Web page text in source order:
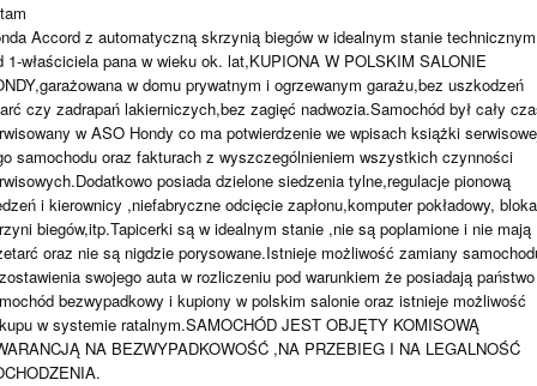
Accord z automatyczną skrzynią biegów w idealnym stanie technicznym
1-właściciela pana w wieku ok. lat,KUPIONA W POLSKIM SALONIE
w domu prywatnym i ogrzewanym garażu,bez uszkodzeń
czy zadrapań lakierniczych,bez zagięć nadwozia.Samochód był cały
w ASO Hondy co ma potwierdzenie we wpisach książki
samochodu oraz fakturach z wyszczególnieniem wszystkich czynności
posiada dzielone siedzenia tylne,regulacje pionową
i kierownicy ,niefabryczne odcięcie zapłonu,komputer pokładowy,
biegów,itp.Tapicerki są w idealnym stanie ,nie są poplamione i nie mają
oraz nie są nigdzie porysowane.Istnieje możliwość zamiany
swojego auta w rozliczeniu pod warunkiem że posiadają państwo
bezwypadkowy i kupiony w polskim salonie oraz istnieje możliwość
w systemie ratalnym.SAMOCHÓD JEST OBJĘTY KOMISOWĄ
NA BEZWYPADKOWOŚĆ ,NA PRZEBIEG I NA LEGALNOŚĆ